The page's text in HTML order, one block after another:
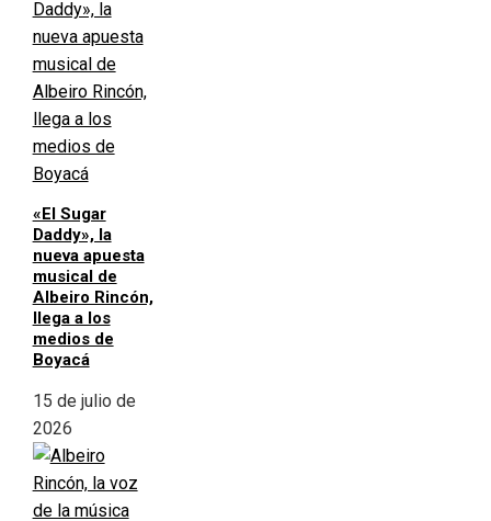
«El Sugar
Daddy», la
nueva apuesta
musical de
Albeiro Rincón,
llega a los
medios de
Boyacá
15 de julio de
2026